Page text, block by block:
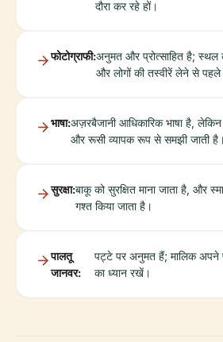
दौरा कर रहे हों।
फोटोग्राफी:अनुमत और प्रोत्साहित है; स्थल
और लोगों की तस्वीरें लेने से पहले
भाषा:अज़रबैजानी आधिकारिक भाषा है,
और रूसी व्यापक रूप से समझी जाती है।
सुरक्षा:बाकू को सुरक्षित माना जाता है, और
गश्त किया जाता है।
पालतू
जानवर:
पट्टे पर अनुमत हैं; मालिक अपने
का ध्यान रखें।